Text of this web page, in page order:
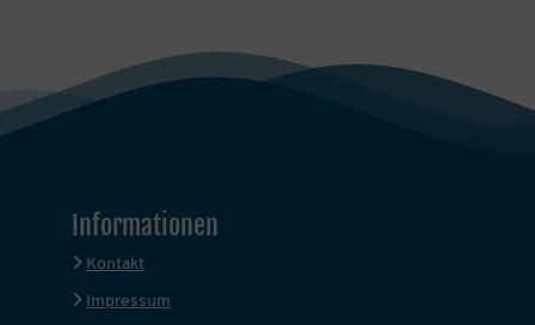
Informationen
Kontakt
Impressum